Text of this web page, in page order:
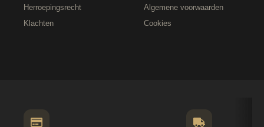
Herroepingsrecht
Klachten
Algemene voorwaarden
Cookies